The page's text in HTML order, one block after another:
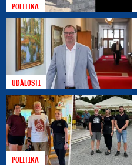
POLITIKA
UDÁLOSTI
POLITIKA